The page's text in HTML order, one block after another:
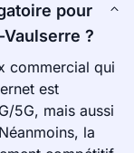
pour
?
commercial qui
est
5G, mais aussi
la